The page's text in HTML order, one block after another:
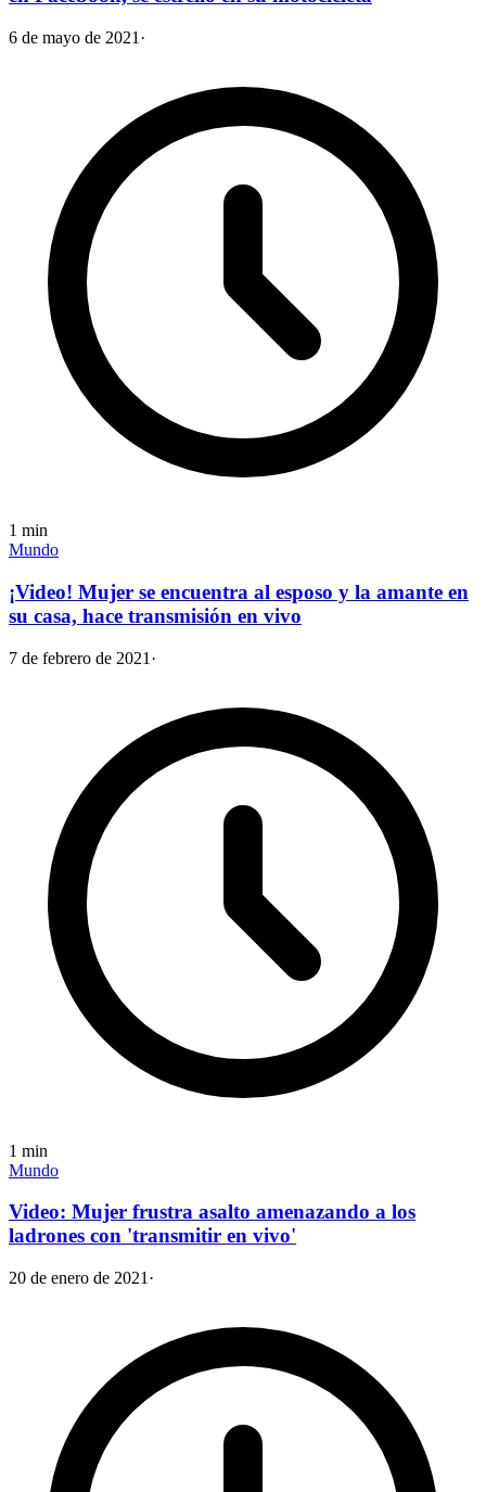
6 de mayo de 2021 ·
1 min
Mundo
¡Video! Mujer se encuentra al esposo y la amante en
su casa, hace transmisión en vivo
7 de febrero de 2021 ·
1 min
Mundo
Video: Mujer frustra asalto amenazando a los
ladrones con 'transmitir en vivo'
20 de enero de 2021 ·